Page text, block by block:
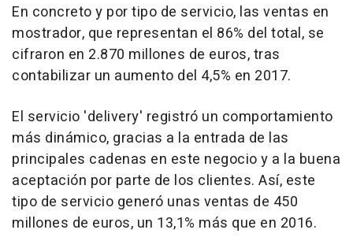
En concreto y por tipo de servicio, las ventas en
mostrador, que representan el 86% del total, se
cifraron en 2.870 millones de euros, tras
contabilizar un aumento del 4,5% en 2017.
El servicio 'delivery' registró un comportamiento
más dinámico, gracias a la entrada de las
principales cadenas en este negocio y a la buena
aceptación por parte de los clientes. Así, este
tipo de servicio generó unas ventas de 450
millones de euros, un 13,1% más que en 2016.